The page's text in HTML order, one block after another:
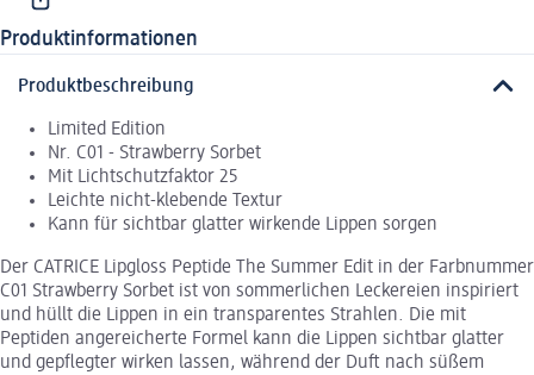
Produktinformationen
Produktbeschreibung
Limited Edition
Nr. C01 - Strawberry Sorbet
Mit Lichtschutzfaktor 25
Leichte nicht-klebende Textur
Kann für sichtbar glatter wirkende Lippen sorgen
Der CATRICE Lipgloss Peptide The Summer Edit in der Farbnummer
C01 Strawberry Sorbet ist von sommerlichen Leckereien inspiriert
und hüllt die Lippen in ein transparentes Strahlen. Die mit
Peptiden angereicherte Formel kann die Lippen sichtbar glatter
und gepflegter wirken lassen, während der Duft nach süßem